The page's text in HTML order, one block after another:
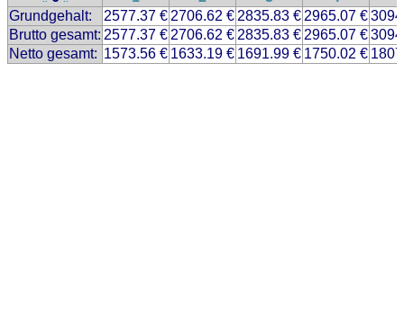
Grundgehalt:
2577.37 € 2706.62 € 2835.83 € 2965.07 €
Brutto gesamt: 2577.37 € 2706.62 € 2835.83 € 2965.07 €
Netto gesamt: 1573.56 € 1633.19 € 1691.99 € 1750.02 €